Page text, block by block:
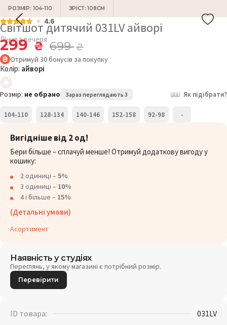
РОЗМІР: 104-110 ЗРІСТ: 108СМ
4.6
Світшот дитячий 031LV айворі
Лінива вечеря
299 ₴ 699₴
Отримуй 30бонусів за покупку
Колір: айворі
Розмір: не обрано Зараз переглядають 3 Як підібрати?
104-110 128-134 140-146 152-158 92-98 -
Вигідніше від 2 од!
Бери більше – сплачуй менше! Отримуй додаткову вигоду у
кошику:
2 одиниці – 5%
3 одиниці – 10%
4 і більше – 15%
(Детальні умови)
Асортимент
Наявність у студіях
Переглянь, у якому магазині є потрібний розмір.
Перевірити
ID товара:
031LV